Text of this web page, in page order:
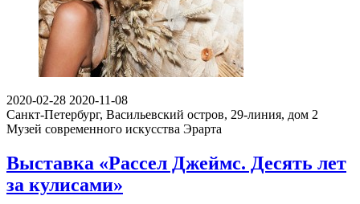
2020-02-28 2020-11-08
Санкт-Петербург, Васильевский остров, 29-линия, дом 2
Музей современного искусства Эрарта
Выставка «Рассел Джеймс. Десять лет
за кулисами»